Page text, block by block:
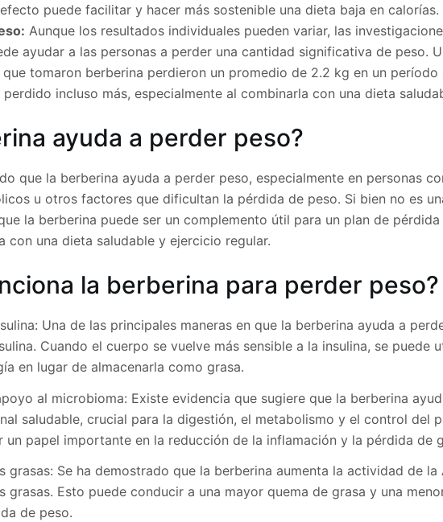
puede facilitar y hacer más sostenible una dieta baja en calorías.
Aunque los resultados individuales pueden variar, las
ayudar a las personas a perder una cantidad significativa de peso.
tomaron berberina perdieron un promedio de 2.2 kg en un período
perdido incluso más, especialmente al combinarla con una dieta
ayuda a perder peso?
que la berberina ayuda a perder peso, especialmente en personas
u otros factores que dificultan la pérdida de peso. Si bien no es
la berberina puede ser un complemento útil para un plan de
con una dieta saludable y ejercicio regular.
la berberina para perder peso?
Una de las principales maneras en que la berberina ayuda a
Cuando el cuerpo se vuelve más sensible a la insulina, se puede
en lugar de almacenarla como grasa.
al microbioma: Existe evidencia que sugiere que la berberina
saludable, crucial para la digestión, el metabolismo y el control del
un papel importante en la reducción de la inflamación y la pérdida de
grasas: Se ha demostrado que la berberina aumenta la actividad de la
grasas. Esto puede conducir a una mayor quema de grasa y una
de peso.